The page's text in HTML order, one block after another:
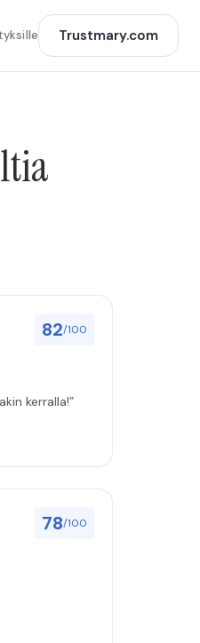
Trustmary.com
82/100
kerralla!”
78/100